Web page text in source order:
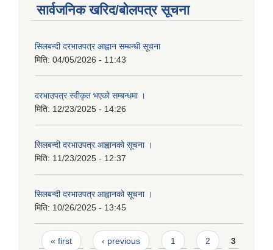
सार्वजनिक खरिद/बोलपत्र सूचना
सिलबन्दी दरभाउपत्र आह्वान सम्बन्धी सूचना
मिति: 04/05/2026 - 11:43
दरभाउपत्र स्वीकृत भएको सम्बन्धमा ।
मिति: 12/23/2025 - 14:26
सिलबन्दी दरभाउपत्र आह्वानको सूचना ।
मिति: 11/23/2025 - 12:37
सिलबन्दी दरभाउपत्र आह्वानको सूचना ।
मिति: 10/26/2025 - 13:45
Pages
« first ‹ previous 1 2 3